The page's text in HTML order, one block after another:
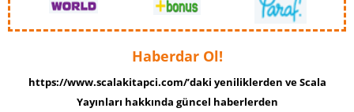
Haberdar Ol!
https://www.scalakitapci.com/’daki yeniliklerden ve Scala
Yayınları hakkında güncel haberlerden